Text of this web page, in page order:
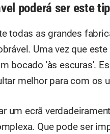
poderá ser este
todas as grandes
Uma vez que
bocado 'às escuras'.
melhor para com os
um ecrã
Que pode ser